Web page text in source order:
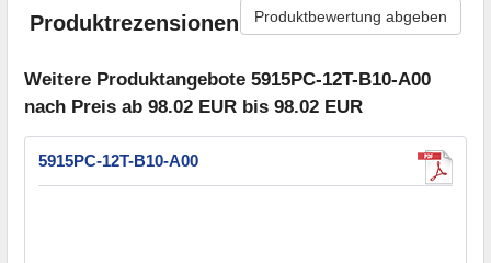
Produktrezensionen Produktbewertung abgeben
Weitere Produktangebote 5915PC-12T-B10-A00
nach Preis ab 98.02 EUR bis 98.02 EUR
5915PC-12T-B10-A00